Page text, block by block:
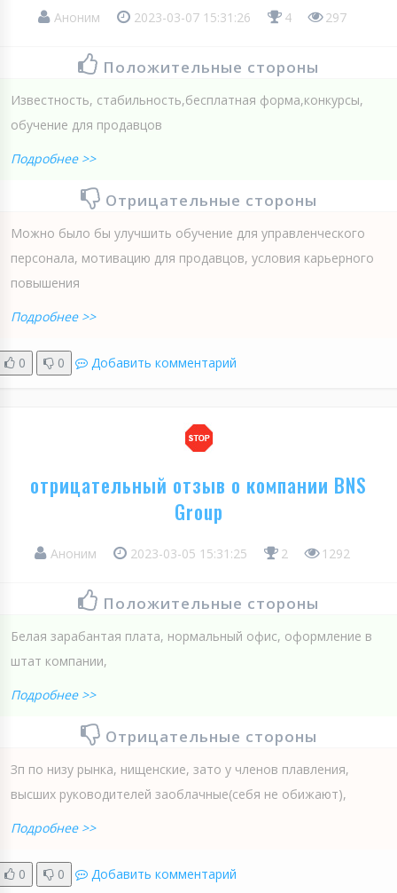
Аноним 2023-03-07 15:31:26 4 297
Положительные стороны
Известность, стабильность,бесплатная форма,конкурсы,
обучение для продавцов
Подробнее >>
Отрицательные стороны
Можно было бы улучшить обучение для управленческого
персонала, мотивацию для продавцов, условия карьерного
повышения
Подробнее >>
0 0 Добавить комментарий
отрицательный отзыв о компании BNS
Group
Аноним 2023-03-05 15:31:25 2 1292
Положительные стороны
Белая зарабантая плата, нормальный офис, оформление в
штат компании,
Подробнее >>
Отрицательные стороны
Зп по низу рынка, нищенские, зато у членов плавления,
высших руководителей заоблачные(себя не обижают),
Подробнее >>
0 0 Добавить комментарий